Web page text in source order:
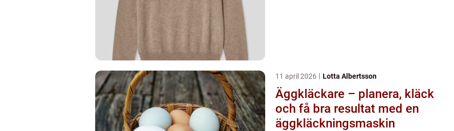
11 april 2026 Lotta Albertsson
Äggkläckare – planera, kläck
och få bra resultat med en
äggkläckningsmaskin